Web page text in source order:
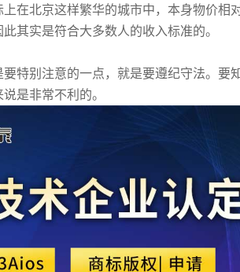
在北京这样繁华的城市中，本身物价相
其实是符合大多数人的收入标准的。
要特别注意的一点，就是要遵纪守法。要
是非常不利的。